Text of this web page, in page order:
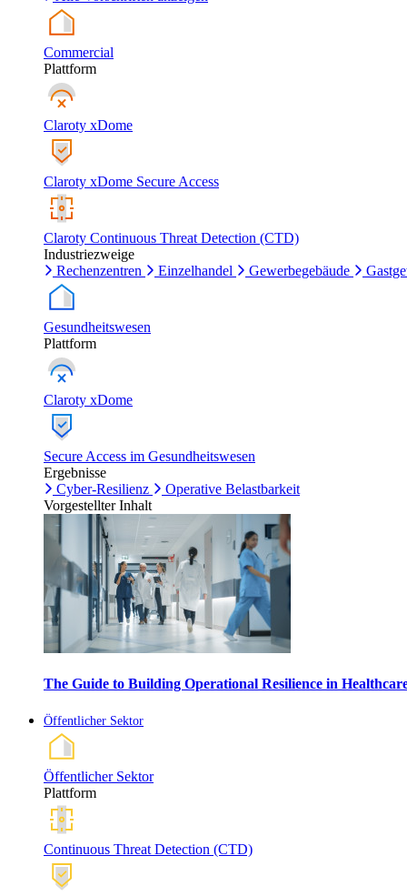
Commercial
Plattform
Claroty xDome
Claroty xDome Secure Access
Claroty Continuous Threat Detection (CTD)
Industriezweige
Rechenzentren
Einzelhandel Gewerbegebäude
Gesundheitswesen
Plattform
Claroty xDome
Secure Access im Gesundheitswesen
Ergebnisse
Cyber-Resilienz
Operative Belastbarkeit
Vorgestellter Inhalt
The Guide to Building Operational Resilience in
Öffentlicher Sektor
Öffentlicher Sektor
Plattform
Continuous Threat Detection (CTD)